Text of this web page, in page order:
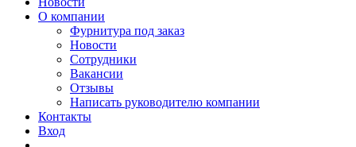
О компании
Фурнитура под заказ
Новости
Сотрудники
Вакансии
Отзывы
Написать руководителю компании
Контакты
Вход